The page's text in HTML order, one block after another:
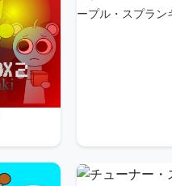
ープル・スプラン